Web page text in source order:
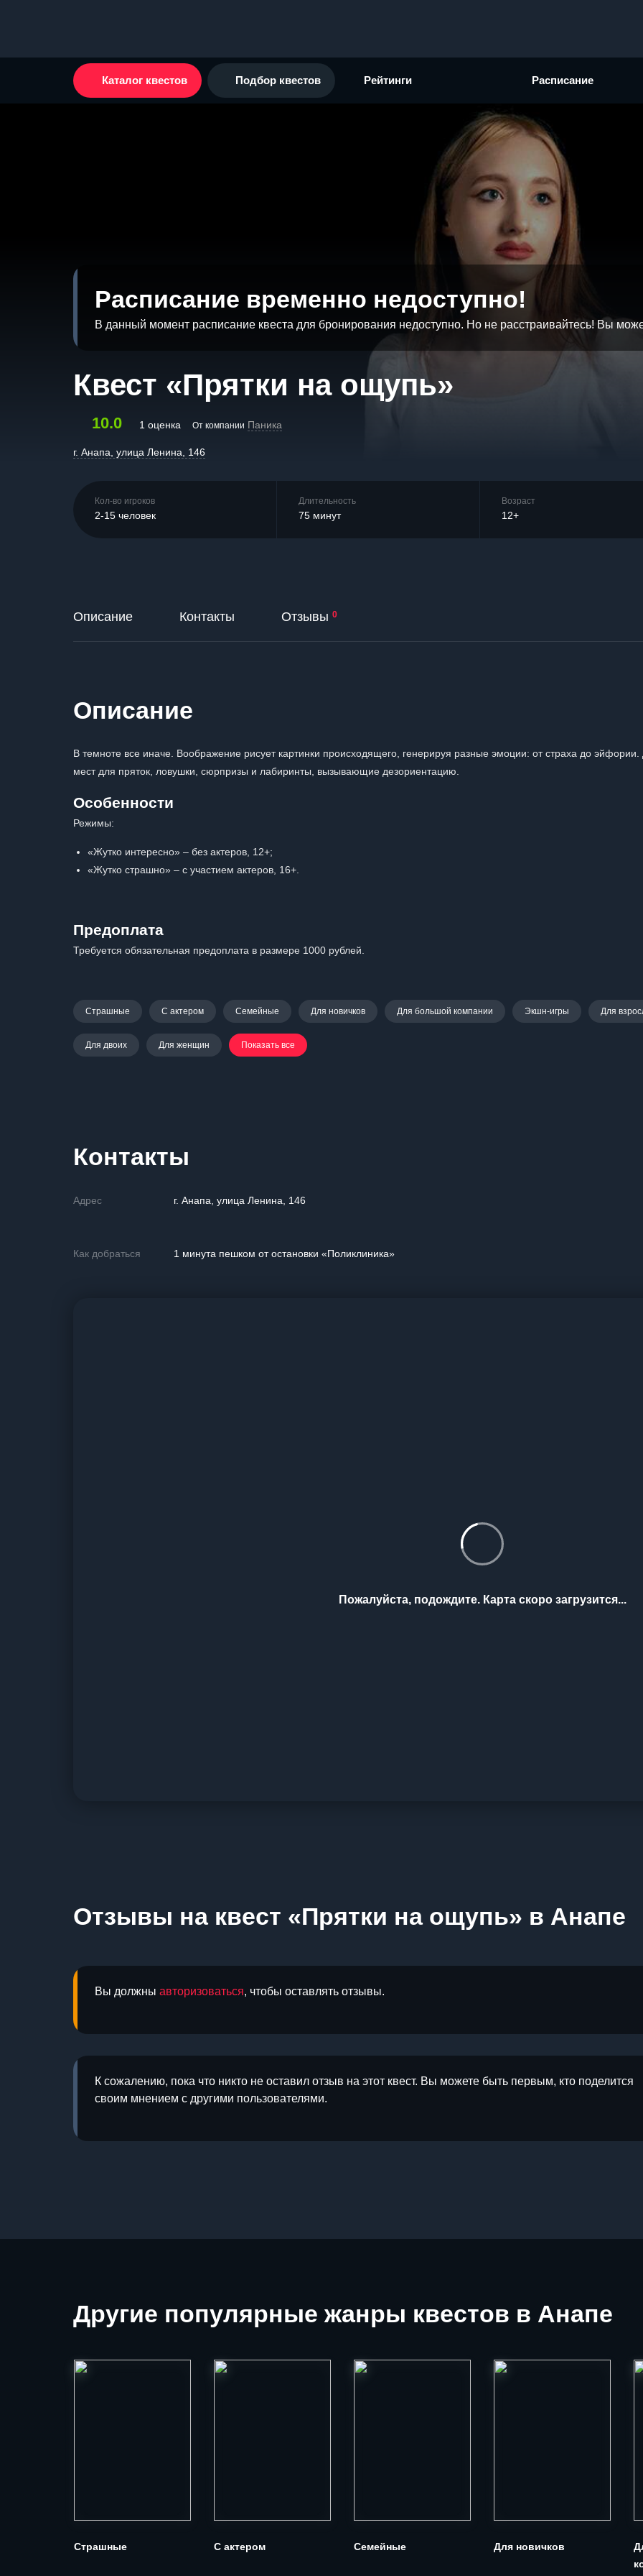
Каталог квестов Подбор квестов Рейтинги Расписание
Расписание временно недоступно!
В данный момент расписание квеста для бронирования недоступно. Но не расстраивайтесь! Вы
Квест «Прятки на ощупь»
10.0 1 оценка От компании Паника
г. Анапа, улица Ленина, 146
Кол-во игроков
2-15 человек
Длительность
75 минут
Возраст
12+
Описание Контакты Отзывы 0
Описание
В темноте все иначе. Воображение рисует картинки происходящего, генерируя разные эмоции: от страха до эйфории.
мест для пряток, ловушки, сюрпризы и лабиринты, вызывающие дезориентацию.
Особенности
Режимы:
«Жутко интересно» – без актеров, 12+;
«Жутко страшно» – с участием актеров, 16+.
Предоплата
Требуется обязательная предоплата в размере 1000 рублей.
Страшные С актером Семейные Для новичков Для большой компании Экшн-игры Для
Для двоих Для женщин Показать все
Контакты
Адрес г. Анапа, улица Ленина, 146
Как добраться 1 минута пешком от остановки «Поликлиника»
Пожалуйста, подождите. Карта скоро загрузится...
Отзывы на квест «Прятки на ощупь» в Анапе
Вы должны авторизоваться, чтобы оставлять отзывы.
К сожалению, пока что никто не оставил отзыв на этот квест. Вы можете быть первым, кто поделится
своим мнением с другими пользователями.
Другие популярные жанры квестов в Анапе
Страшные С актером Семейные Для новичков